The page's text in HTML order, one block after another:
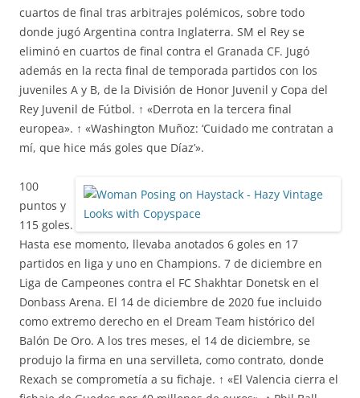
cuartos de final tras arbitrajes polémicos, sobre todo
donde jugó Argentina contra Inglaterra. SM el Rey se
eliminó en cuartos de final contra el Granada CF. Jugó
además en la recta final de temporada partidos con los
juveniles A y B, de la División de Honor Juvenil y Copa del
Rey Juvenil de Fútbol. ↑ «Derrota en la tercera final
europea». ↑ «Washington Muñoz: ‘Cuidado me contratan a
mí, que hice más goles que Díaz’».
100
puntos y
115 goles.
Hasta ese momento, llevaba anotados 6 goles en 17
partidos en liga y uno en Champions. 7 de diciembre en
Liga de Campeones contra el FC Shakhtar Donetsk en el
Donbass Arena. El 14 de diciembre de 2020 fue incluido
como extremo derecho en el Dream Team histórico del
Balón De Oro. A los tres meses, el 14 de diciembre, se
produjo la firma en una servilleta, como contrato, donde
Rexach se comprometía a su fichaje. ↑ «El Valencia cierra el